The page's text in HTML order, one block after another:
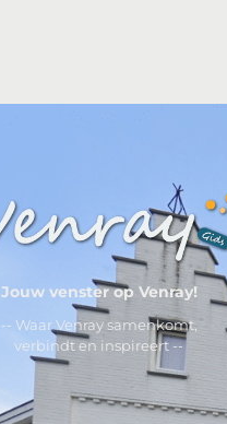
Jouw venster op Venray!
-- Waar Venray samenkomt,
verbindt en inspireert --